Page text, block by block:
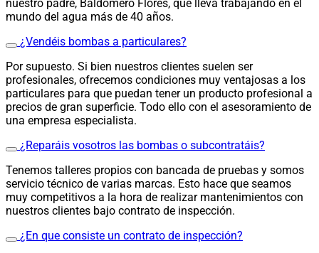
nuestro padre, Baldomero Flores, que lleva trabajando en el
mundo del agua más de 40 años.
¿Vendéis bombas a particulares?
Por supuesto. Si bien nuestros clientes suelen ser
profesionales, ofrecemos condiciones muy ventajosas a los
particulares para que puedan tener un producto profesional a
precios de gran superficie. Todo ello con el asesoramiento de
una empresa especialista.
¿Reparáis vosotros las bombas o subcontratáis?
Tenemos talleres propios con bancada de pruebas y somos
servicio técnico de varias marcas. Esto hace que seamos
muy competitivos a la hora de realizar mantenimientos con
nuestros clientes bajo contrato de inspección.
¿En que consiste un contrato de inspección?